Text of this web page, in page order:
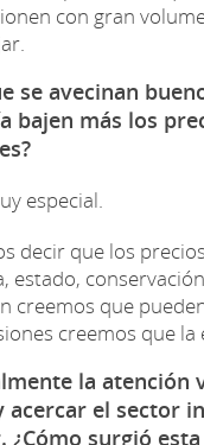
con gran
se avecinan
bajen más los
especial.
decir que los
estado,
creemos que
creemos que
la atención
acercar el sector
surgió